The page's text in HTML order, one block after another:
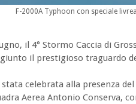
F-2000A Typhoon con speciale
il 4° Stormo Caccia di
il prestigioso traguardo
celebrata alla presenza
Aerea Antonio Conserva,